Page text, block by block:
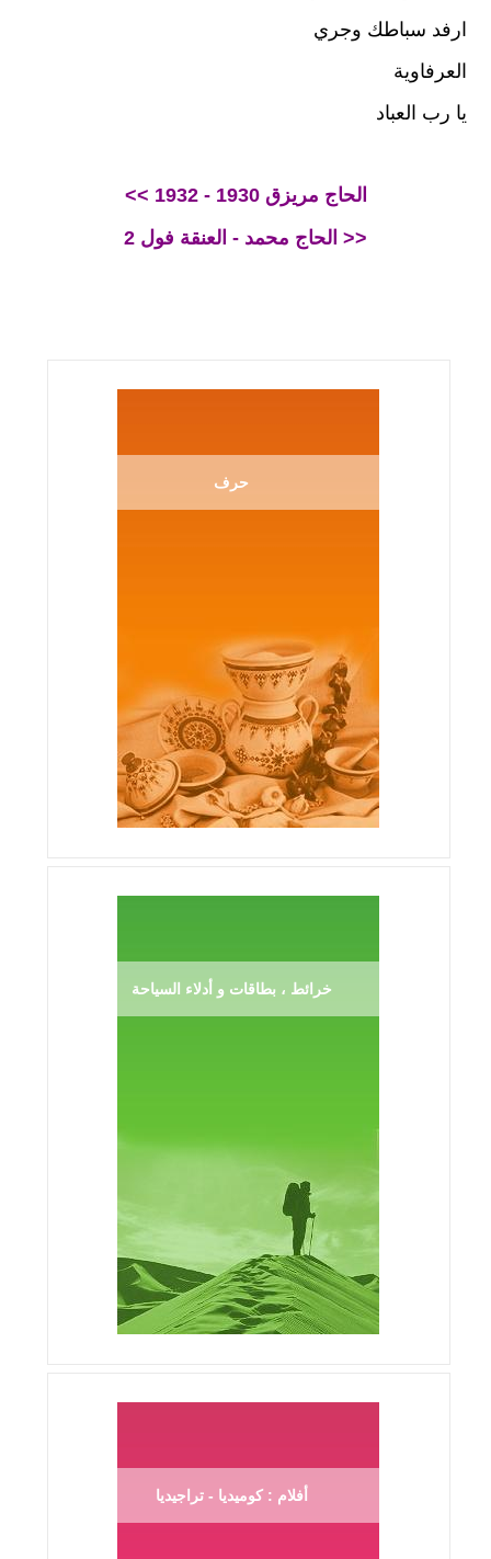
ارفد سباطك وجري
العرفاوية
يا رب العباد
<< الحاج مريزق 1930 - 1932
الحاج محمد - العنقة فول 2 >>
حرف
خرائط ، بطاقات و أدلاء السياحة
أفلام : كوميديا - تراجيديا